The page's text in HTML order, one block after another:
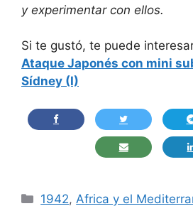
y experimentar con ellos.
Si te gustó, te puede
Ataque Japonés con mini
Sídney (I)
Categorías
1942, Africa y el